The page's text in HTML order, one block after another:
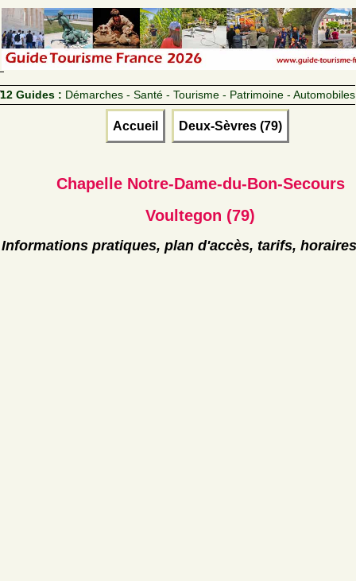
12 Guides : Démarches - Santé - Tourisme - Patrimoine - Automobiles
Accueil Deux-Sèvres (79)
Chapelle Notre-Dame-du-Bon-Secours
Voultegon (79)
Informations pratiques, plan d'accès, tarifs, horaires